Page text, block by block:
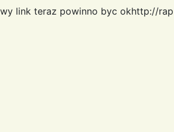
link teraz powinno byc okhttp://